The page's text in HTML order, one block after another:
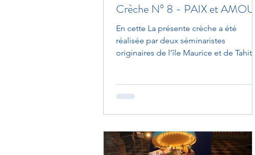
Crèche N° 8 - PAIX et AMOUR
En cette La présente crèche a été
réalisée par deux séminaristes
originaires de l’île Maurice et de Tahiti.